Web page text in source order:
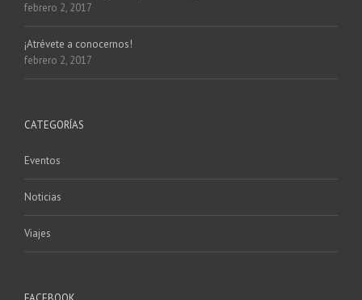
febrero 2, 2017
¡Atrévete a conocernos!
febrero 2, 2017
CATEGORÍAS
Eventos
Noticias
Viajes